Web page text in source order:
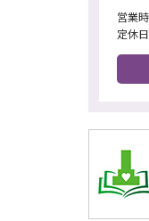
営業
定休